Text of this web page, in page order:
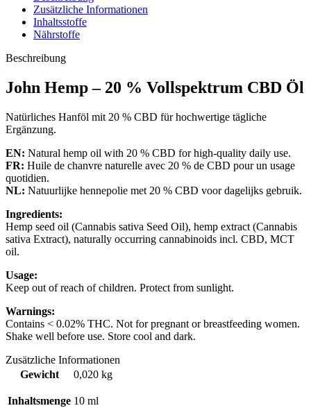
Zusätzliche Informationen
Inhaltsstoffe
Nährstoffe
Beschreibung
John Hemp – 20 % Vollspektrum CBD Öl
Natürliches Hanföl mit 20 % CBD für hochwertige tägliche
Ergänzung.
EN: Natural hemp oil with 20 % CBD for high-quality daily use.
FR: Huile de chanvre naturelle avec 20 % de CBD pour un usage
quotidien.
NL: Natuurlijke hennepolie met 20 % CBD voor dagelijks gebruik.
Ingredients:
Hemp seed oil (Cannabis sativa Seed Oil), hemp extract (Cannabis
sativa Extract), naturally occurring cannabinoids incl. CBD, MCT
oil.
Usage:
Keep out of reach of children. Protect from sunlight.
Warnings:
Contains < 0.02% THC. Not for pregnant or breastfeeding women.
Shake well before use. Store cool and dark.
Zusätzliche Informationen
Gewicht
0,020 kg
Inhaltsmenge 10 ml